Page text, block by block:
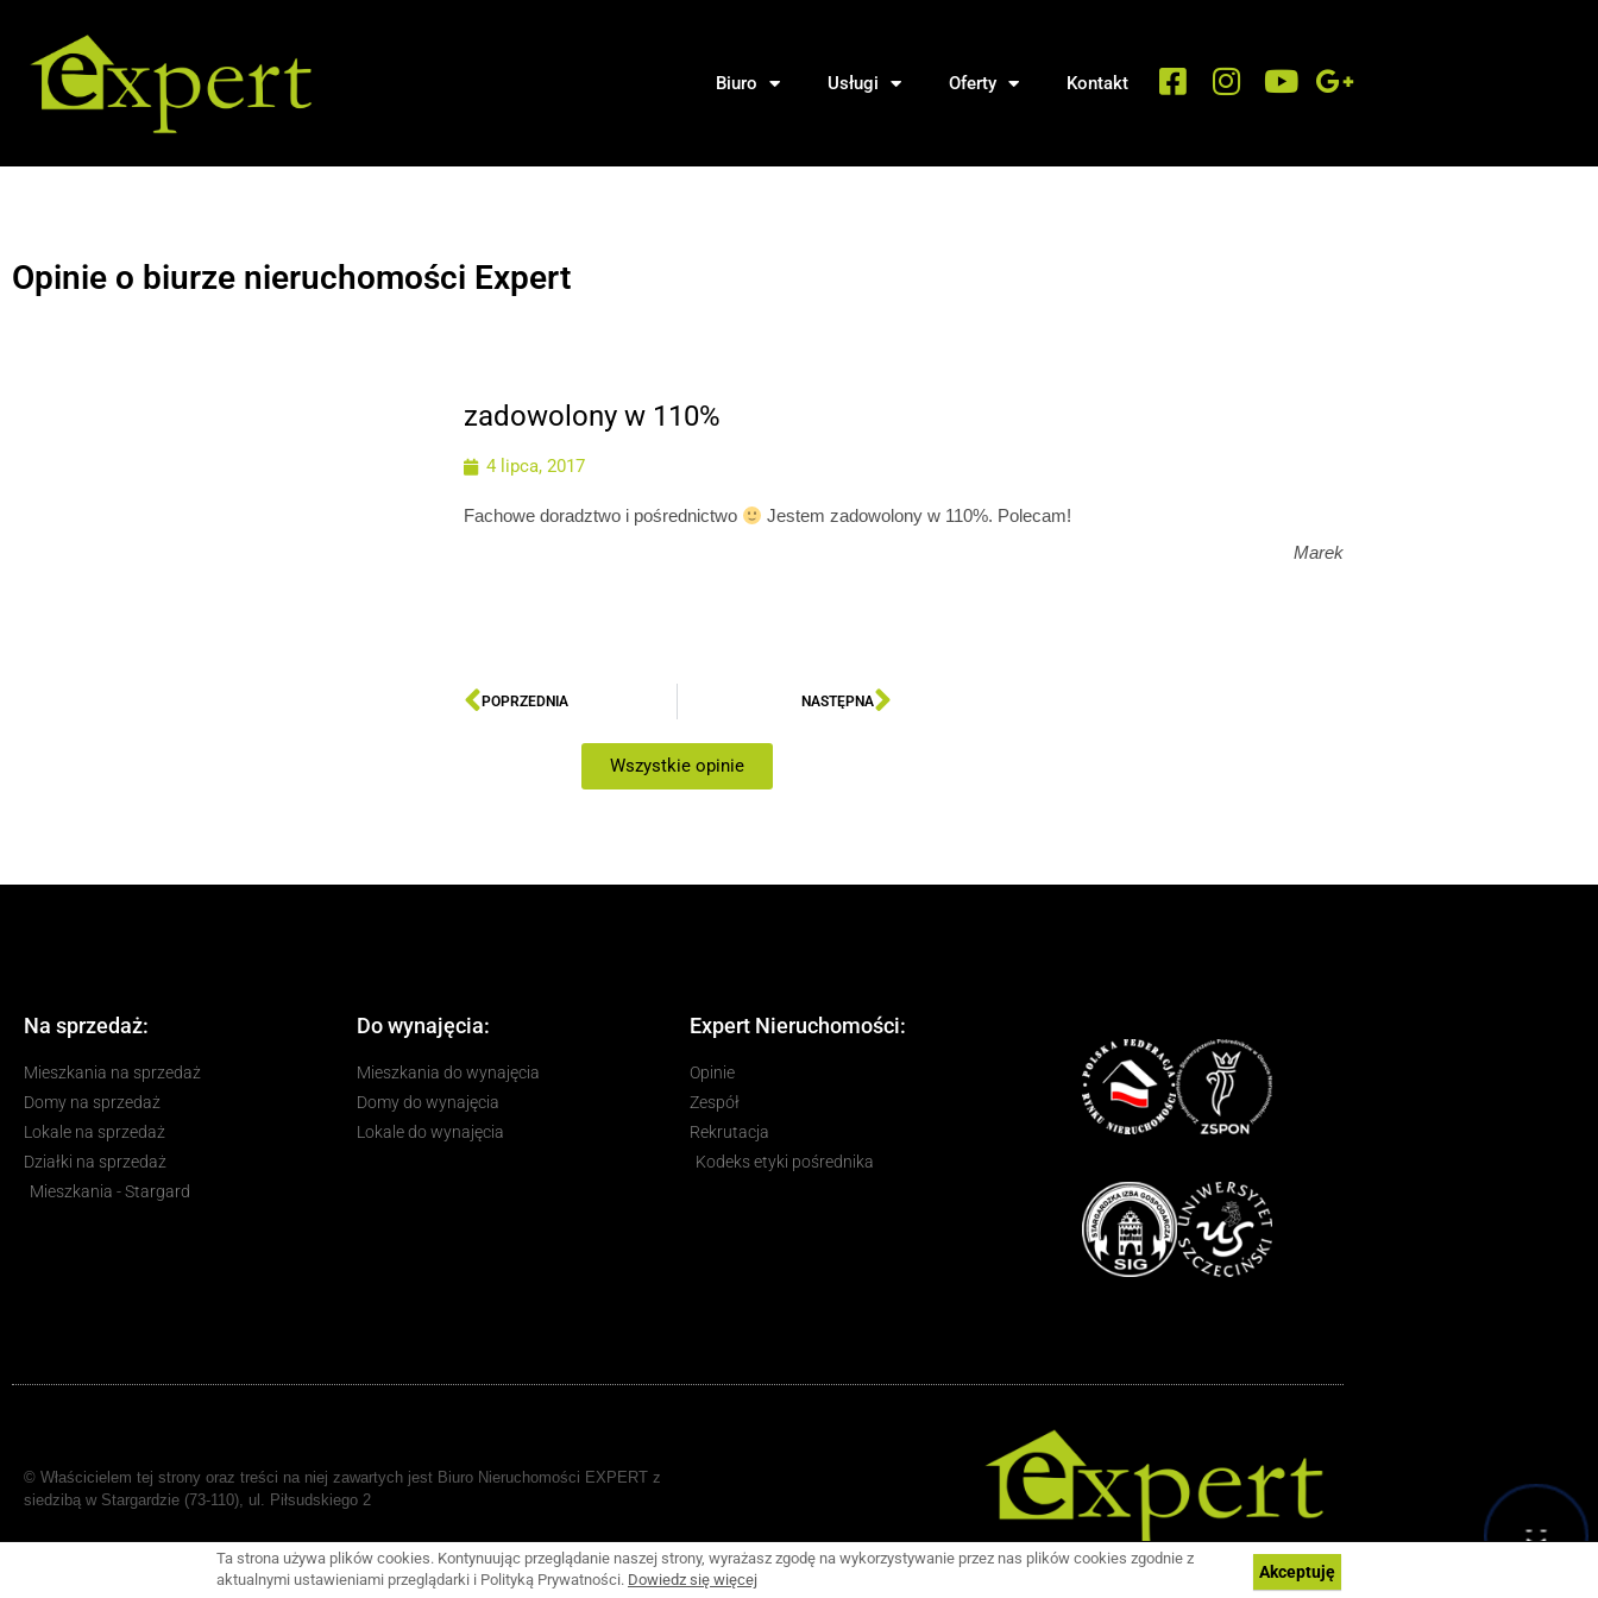
Biuro Usługi Oferty Kontakt
Opinie o biurze nieruchomości Expert
zadowolony w 110%
4 lipca, 2017
Fachowe doradztwo i pośrednictwo
Jestem zadowolony w 110%. Polecam!
Marek
POPRZEDNIA NASTĘPNA
Wszystkie opinie
Na sprzedaż:
Mieszkania na sprzedaż
Domy na sprzedaż
Lokale na sprzedaż
Działki na sprzedaż
Mieszkania - Stargard
Do wynajęcia:
Mieszkania do wynajęcia
Domy do wynajęcia
Lokale do wynajęcia
Expert Nieruchomości:
Opinie
Zespół
Rekrutacja
Kodeks etyki pośrednika
© Właścicielem tej strony oraz treści na niej zawartych jest Biuro Nieruchomości EXPERT z
siedzibą w Stargardzie (73-110), ul. Piłsudskiego 2
Ta strona używa plików cookies. Kontynuując przeglądanie naszej strony, wyrażasz zgodę na wykorzystywanie przez nas plików cookies zgodnie z
aktualnymi ustawieniami przeglądarki i Polityką Prywatności. Dowiedz się więcej Akceptuję